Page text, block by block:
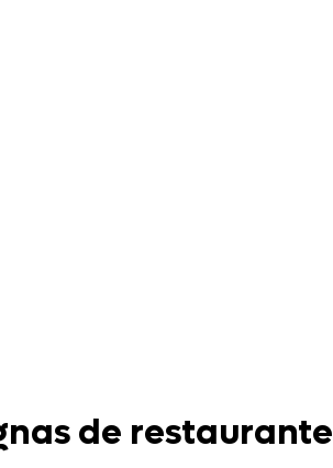
de restaurante